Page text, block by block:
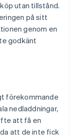
utan tillstånd.
på sitt
genom en
godkänt
förekommande
nedladdningar,
att få en
att de inte fick